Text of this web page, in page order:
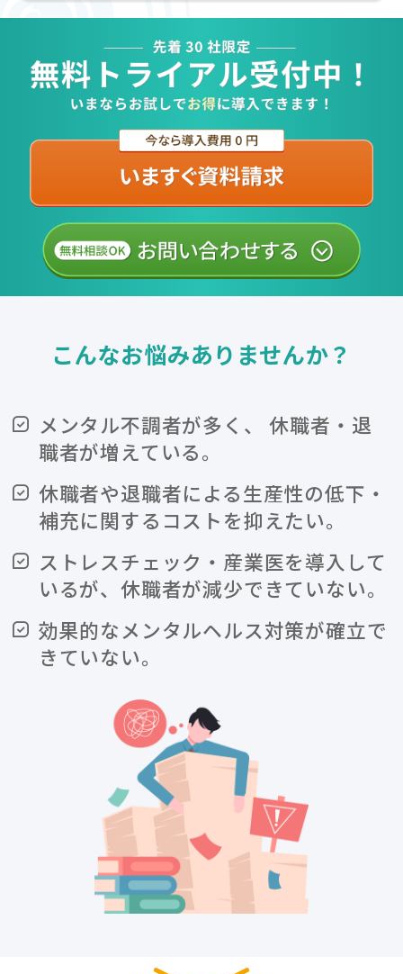
こんなお悩みありませんか？
メンタル不調者が多く、 休職者・退
職者が増えている。
休職者や退職者による生産性の低下・
補充に関する コストを抑えたい。
ストレスチェック・産業医を導入して
いるが、休職者が減少できていない。
効果的なメンタルヘルス対策が確立で
きていない。